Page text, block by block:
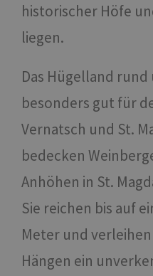
historischer Höfe
liegen.
Das Hügelland
besonders gut für
Vernatsch und St.
bedecken
Anhöhen in St.
Sie reichen bis auf
Meter und
Hängen ein